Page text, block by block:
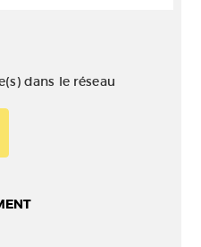
dans le réseau